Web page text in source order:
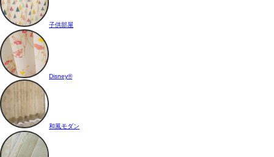
子供部屋
Disney®
和風モダン